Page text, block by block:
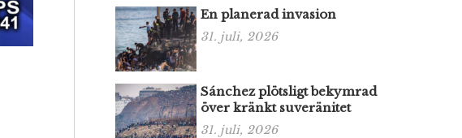
En planerad invasion
31. juli, 2026
Sánchez plötsligt bekymrad
över kränkt suveränitet
31. juli, 2026